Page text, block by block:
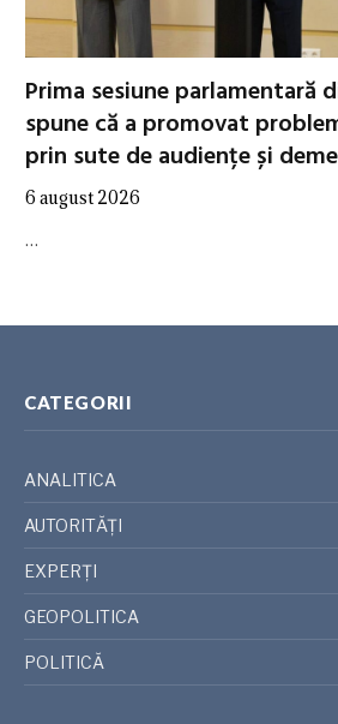
Prima sesiune parlamentară
spune că a promovat
prin sute de audiențe și
6 august 2026
…
CATEGORII
ANALITICA
AUTORITĂȚI
EXPERȚI
GEOPOLITICA
POLITICĂ